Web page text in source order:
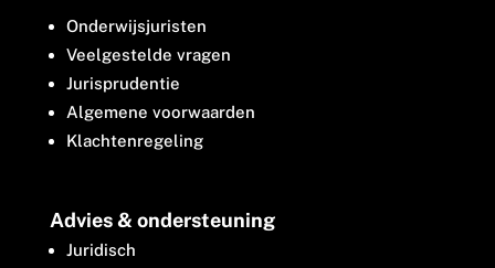
Onderwijsjuristen
Veelgestelde vragen
Jurisprudentie
Algemene voorwaarden
Klachtenregeling
Advies & ondersteuning
Juridisch